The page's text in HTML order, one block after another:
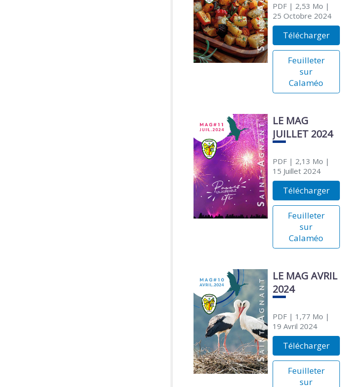
PDF| 2,53 Mo |
25 Octobre 2024
Télécharger
Feuilleter
sur
Calaméo
LE MAG
JUILLET 2024
PDF| 2,13 Mo |
15 Juillet 2024
Télécharger
Feuilleter
sur
Calaméo
LE MAG AVRIL
2024
PDF| 1,77 Mo |
19 Avril 2024
Télécharger
Feuilleter
sur